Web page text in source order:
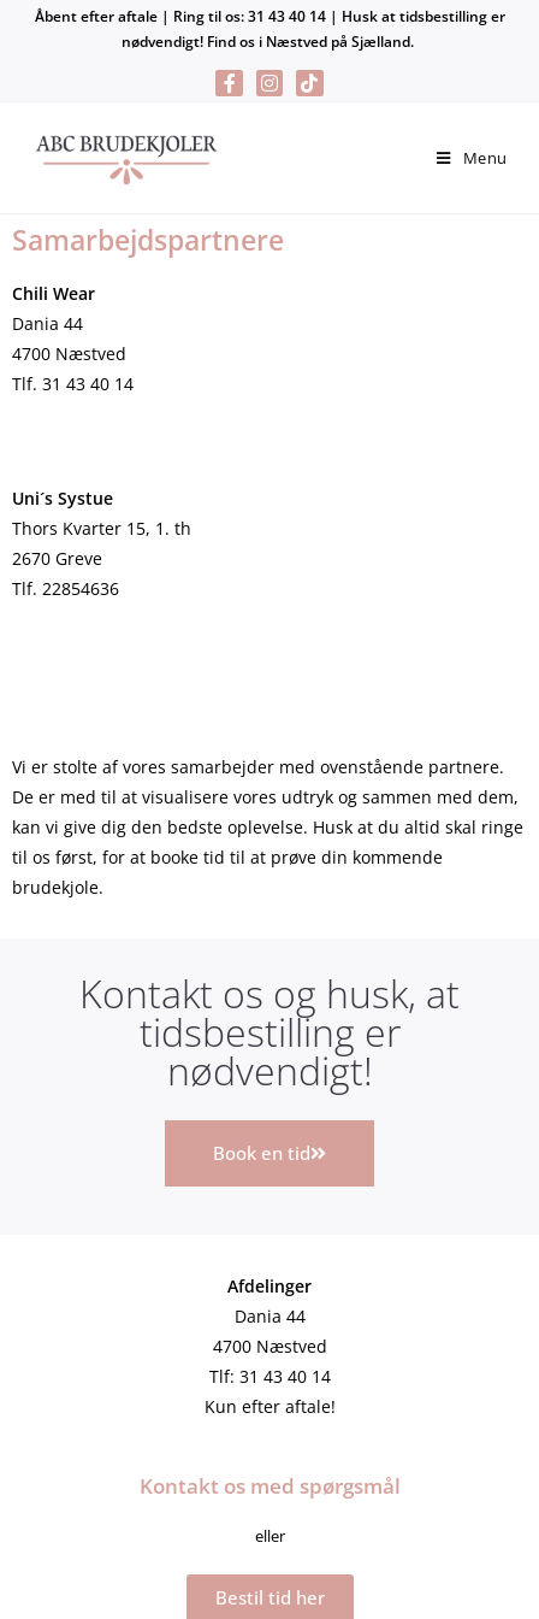
Åbent efter aftale | Ring til os: 31 43 40 14 | Husk at tidsbestilling er
nødvendigt! Find os i Næstved på Sjælland.
Menu
Samarbejdspartnere
Chili Wear
Dania 44
4700 Næstved
Tlf. 31 43 40 14
Uni´s Systue
Thors Kvarter 15, 1. th
2670 Greve
Tlf. 22854636
Vi er stolte af vores samarbejder med ovenstående partnere.
De er med til at visualisere vores udtryk og sammen med dem,
kan vi give dig den bedste oplevelse. Husk at du altid skal ringe
til os først, for at booke tid til at prøve din kommende
brudekjole.
Kontakt os og husk, at
tidsbestilling er
nødvendigt!​
Book en tid
Afdelinger
Dania 44
4700 Næstved
Tlf: 31 43 40 14
Kun efter aftale!
Kontakt os med spørgsmål
eller
Bestil tid her